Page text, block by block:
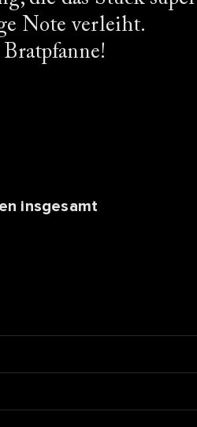
Note verleiht.
insgesamt